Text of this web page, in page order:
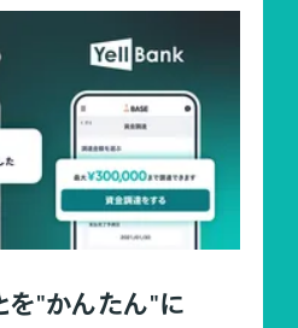
を"かんたん"に